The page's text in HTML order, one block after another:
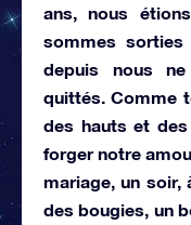
ans, nous
sommes
depuis nous
quittés. Comme
des hauts et
forger notre
mariage, un soir,
des bougies, un